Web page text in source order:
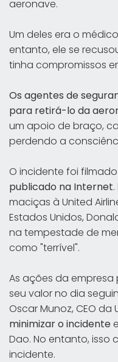
aeronave.
Um deles era o
entanto, ele se
tinha compromissos
Os agentes de
para retirá-lo da
um apoio de braço,
perdendo a
O incidente foi
publicado na Internet
maciças à United
Estados Unidos,
na tempestade de
como "terrível".
As ações da empresa
seu valor no dia
Oscar Munoz, CEO da
minimizar o incidente
Dao. No entanto, isso
incidente.